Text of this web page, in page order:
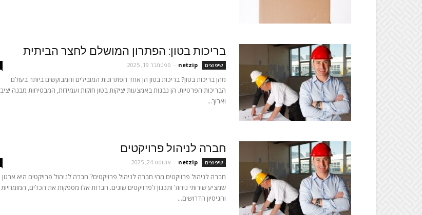
בריכות בטון: הפתרון המושלם לחצר הביתית
שיפוצים netzip
- ספטמבר 19, 2025
מהן בריכות בטון? בריכות בטון הן אחד הפתרונות המובילים והמבוקשים ביותר בעולם
הבריכות הפרטיות. הן נבנות באמצעות יציקות בטון חזקות ועמידות, המבטיחות מבנה יציב
וארוך...
חברה לניהול פרויקטים
שיפוצים netzip
- אוגוסט 24, 2025
חברה לניהול פרויקטים מהי חברה לניהול פרויקטים? חברה לניהול פרויקטים היא ארגון
שמציע שירותי ניהול ותכנון לפרויקטים שונים. חברות אלו מספקות את הכלים, המומחיות
והניסיון הדרושים...